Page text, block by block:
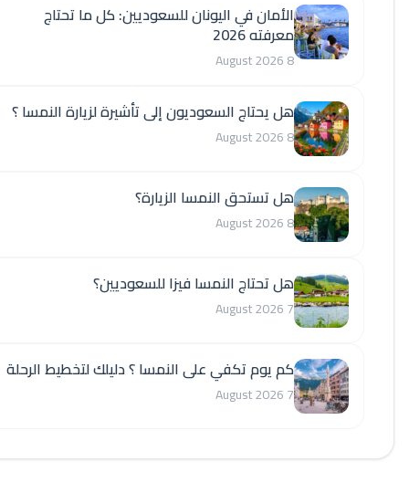
الأمان في اليونان للسعوديين: كل ما تحتاج
معرفته 2026
8 August 2026
هل يحتاج السعوديون إلى تأشيرة لزيارة النمسا ؟
8 August 2026
هل تستحق النمسا الزيارة؟
8 August 2026
هل تحتاج النمسا فيزا للسعوديين؟
7 August 2026
كم يوم تكفي على النمسا ؟ دليلك لتخطيط الرحلة
7 August 2026